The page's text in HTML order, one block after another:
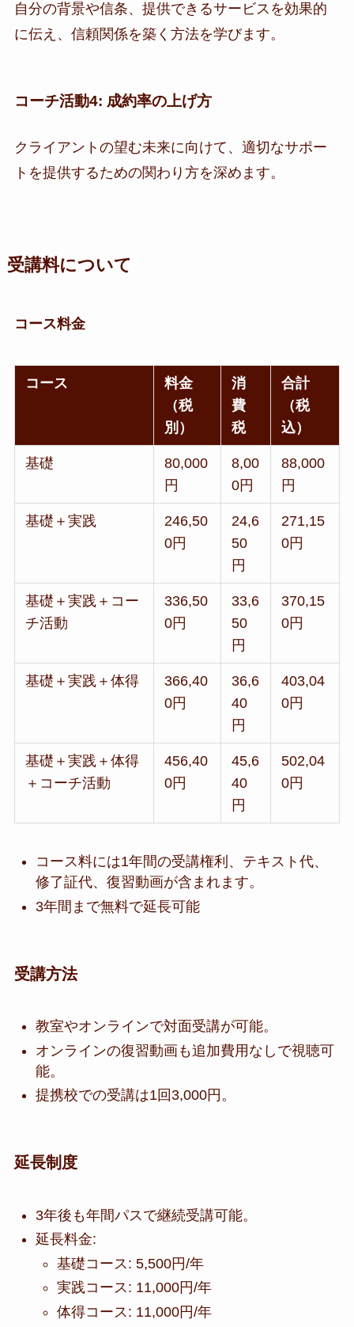
自分の背景や信条、提供できるサービスを効果的
に伝え、信頼関係を築く方法を学びます。
コーチ活動4: 成約率の上げ方
クライアントの望む未来に向けて、適切なサポー
トを提供するための関わり方を深めます。
受講料について
コース料金
コース
料金
（税
別）
消
費
税
合計
（税
込）
基礎
80,000
円
8,00
0円
88,000
円
基礎＋実践
246,50
0円
24,6
50
円
271,15
0円
基礎＋実践＋コー
チ活動
336,50
0円
33,6
50
円
370,15
0円
基礎＋実践＋体得
366,40
0円
36,6
40
円
403,04
0円
基礎＋実践＋体得
＋コーチ活動
456,40
0円
45,6
40
円
502,04
0円
コース料には1年間の受講権利、テキスト代、
修了証代、復習動画が含まれます。
3年間まで無料で延長可能
受講方法
教室やオンラインで対面受講が可能。
オンラインの復習動画も追加費用なしで視聴可
能。
提携校での受講は1回3,000円。
延長制度
3年後も年間パスで継続受講可能。
延長料金:
基礎コース: 5,500円/年
実践コース: 11,000円/年
体得コース: 11,000円/年